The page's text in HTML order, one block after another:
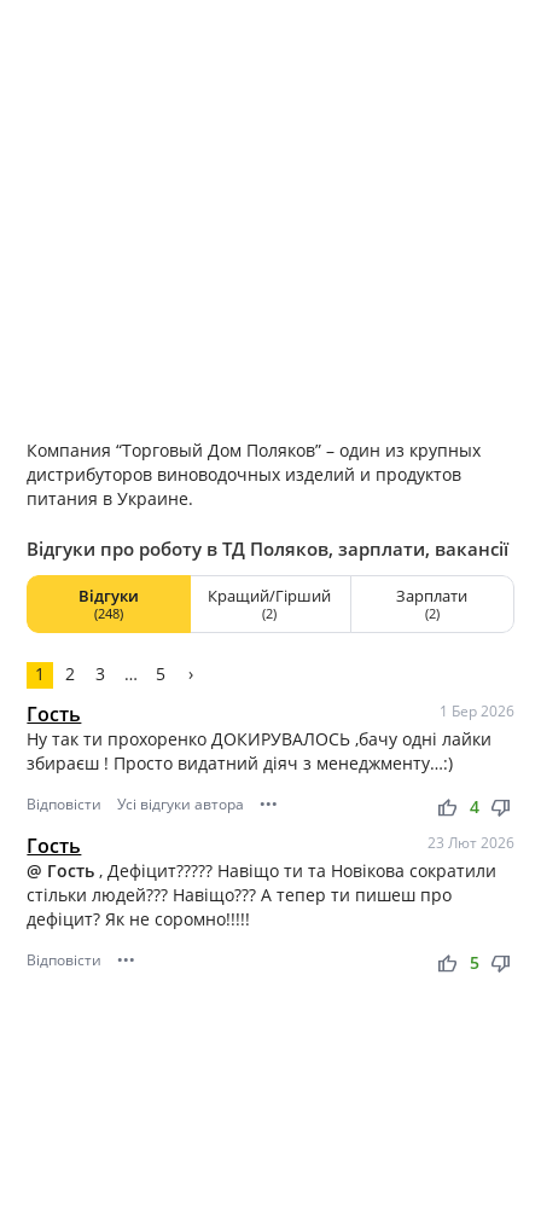
Компания “Торговый Дом Поляков” – один из крупных
дистрибуторов виноводочных изделий и продуктов
питания в Украине.
Відгуки про роботу в ТД Поляков, зарплати, вакансії
Відгуки
(248)
Кращий/Гірший
(2)
Зарплати
(2)
1 2 3 … 5 ›
Гость 1 Бер 2026
Ну так ти прохоренко ДОКИРУВАЛОСЬ ,бачу одні лайки
збираєш ! Просто видатний діяч з менеджменту…:)
Відповісти Усі відгуки автора ••• thumb_up thumb_down
4
Гость 23 Лют 2026
@ Гость, Дефіцит????? Навіщо ти та Новікова сократили
стільки людей??? Навіщо??? А тепер ти пишеш про
дефіцит? Як не соромно!!!!!
Відповісти ••• thumb_up thumb_down
5